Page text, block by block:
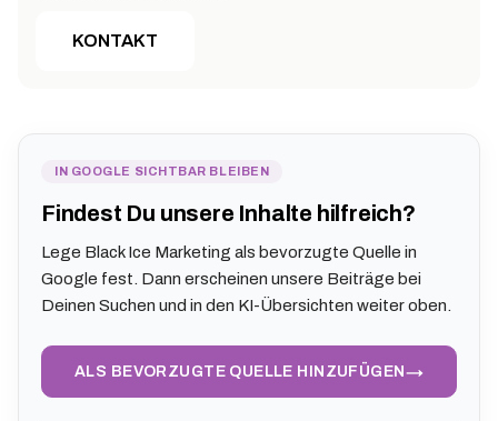
KONTAKT
IN GOOGLE SICHTBAR BLEIBEN
Findest Du unsere Inhalte hilfreich?
Lege Black Ice Marketing als bevorzugte Quelle in
Google fest. Dann erscheinen unsere Beiträge bei
Deinen Suchen und in den KI-Übersichten weiter oben.
ALS BEVORZUGTE QUELLE HINZUFÜGEN →